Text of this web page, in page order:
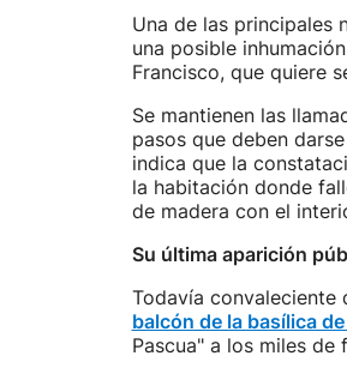
Una de las principales
una posible
Francisco, que quiere
Se mantienen las
pasos que deben
indica que la
la habitación donde
de madera con el
Su última aparición
Todavía convaleciente
balcón de la basílica
Pascua" a los miles